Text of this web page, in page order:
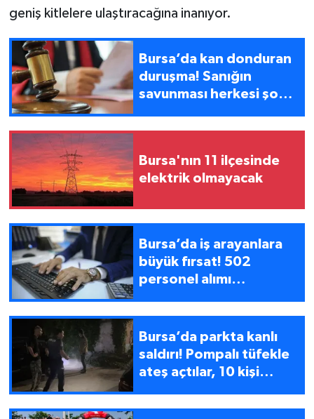
geniş kitlelere ulaştıracağına inanıyor.
Bursa’da kan donduran
duruşma! Sanığın
savunması herkesi şoke
Bursa'nın 11 ilçesinde
elektrik olmayacak
Bursa’da iş arayanlara
büyük fırsat! 502
personel alımı
yok
Bursa’da parkta kanlı
saldırı! Pompalı tüfekle
ateş açtılar, 10 kişi